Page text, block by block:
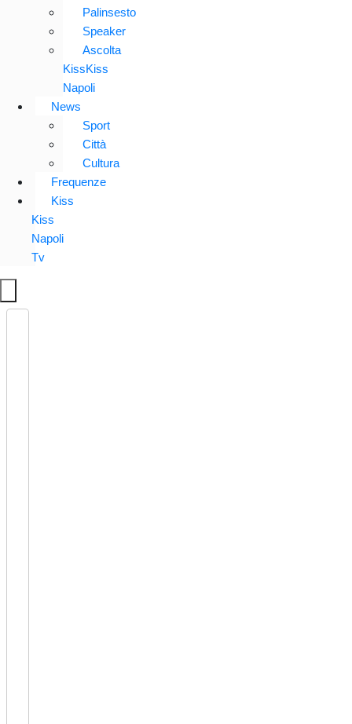
Palinsesto
Speaker
Ascolta
KissKiss
Napoli
News
Sport
Città
Cultura
Frequenze
Kiss
Kiss
Napoli
Tv